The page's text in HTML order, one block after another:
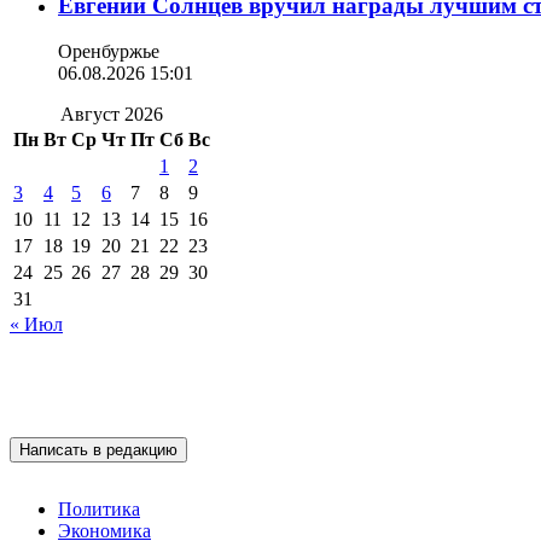
Оренбуржье
06.08.2026 15:01
Август 2026
Пн Вт Ср Чт Пт Сб Вс
1
2
3
4 5 6 7 8
9
10 11 12 13 14 15 16
17 18 19 20 21 22 23
24 25 26 27 28 29 30
31
« Июл
Написать в редакцию
Политика
Экономика